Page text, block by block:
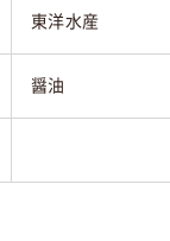
東洋水産
醤油